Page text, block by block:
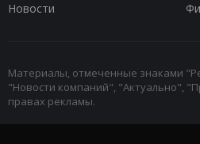
Новости
Материалы, отмеченные знаками
"Новости компаний", "Актуально",
правах рекламы.